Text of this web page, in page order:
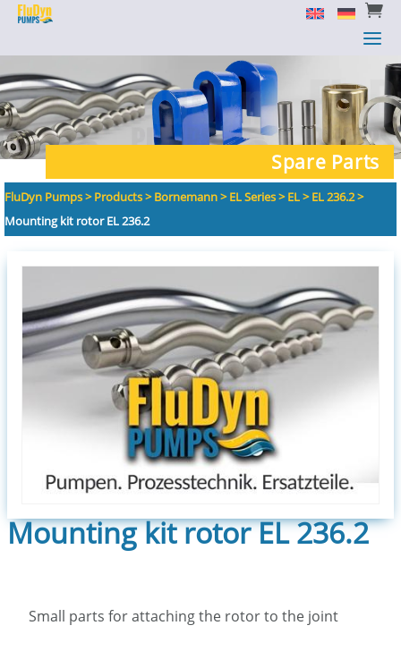

a

a
Spare Parts
FluDyn Pumps>Products>Bornemann>EL Series>EL>EL 236.2>
Mounting kit rotor EL 236.2
Mounting kit rotor EL 236.2
Small parts for attaching the rotor to the joint